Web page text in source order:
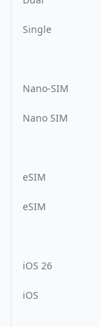
Single
Nano-SIM
Nano SIM
eSIM
eSIM
iOS 26
iOS